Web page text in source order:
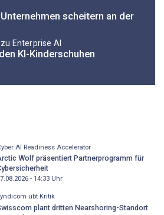
scheitern an der
Enterprise AI
KI-Kinderschuhen
AI Readiness Accelerator
Wolf präsentiert Partnerprogramm für
- 14:33Uhr
übt Kritik
plant dritten Nearshoring-Standort